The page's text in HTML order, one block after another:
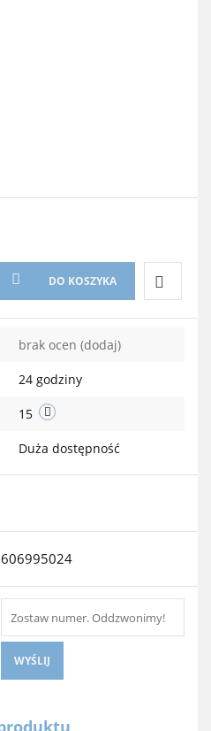
DO KOSZYKA
Do
brak ocen (dodaj)
24 godziny
15
Duża dostępność
WYŚLIJ